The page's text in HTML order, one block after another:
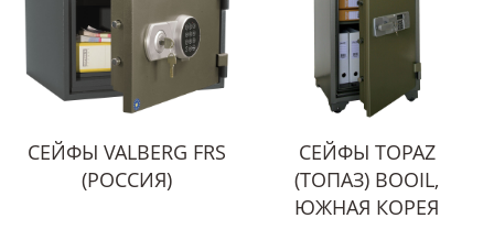
СЕЙФЫ VALBERG FRS
(РОССИЯ)
СЕЙФЫ TOPAZ
(ТОПАЗ) BOOIL,
ЮЖНАЯ КОРЕЯ